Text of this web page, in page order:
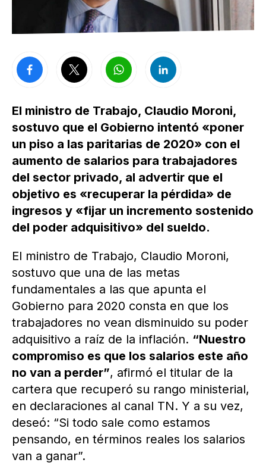
El ministro de Trabajo, Claudio Moroni,
sostuvo que el Gobierno intentó «poner
un piso a las paritarias de 2020» con el
aumento de salarios para trabajadores
del sector privado, al advertir que el
objetivo es «recuperar la pérdida» de
ingresos y «fijar un incremento sostenido
del poder adquisitivo» del sueldo.
El ministro de Trabajo, Claudio Moroni,
sostuvo que una de las metas
fundamentales a las que apunta el
Gobierno para 2020 consta en que los
trabajadores no vean disminuido su poder
adquisitivo a raíz de la inflación. “Nuestro
compromiso es que los salarios este año
no van a perder”, afirmó el titular de la
cartera que recuperó su rango ministerial,
en declaraciones al canal TN. Y a su vez,
deseó: “Si todo sale como estamos
pensando, en términos reales los salarios
van a ganar”.